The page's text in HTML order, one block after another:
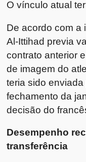
O vínculo atual
De acordo com a
Al-Ittihad previa
contrato anterior
de imagem do
teria sido
fechamento da
decisão do
Desempenho
transferência